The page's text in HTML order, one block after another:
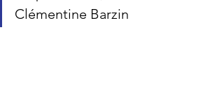
Clémentine Barzin